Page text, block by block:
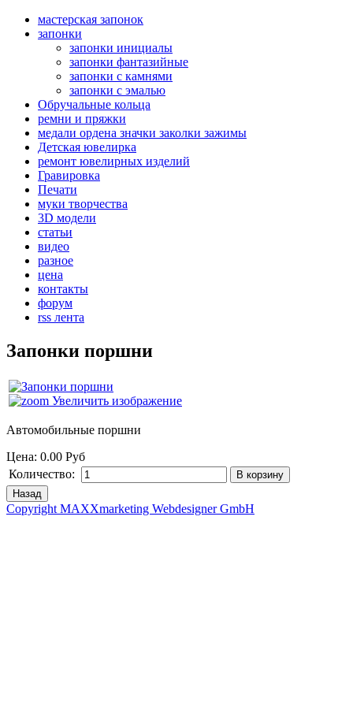
мастерская запонок
запонки
запонки инициалы
запонки фантазийные
запонки с камнями
запонки с эмалью
Обручальные кольца
ремни и пряжки
медали ордена значки заколки зажимы
Детская ювелирка
ремонт ювелирных изделий
Гравировка
Печати
муки творчества
3D модели
статьи
видео
разное
цена
контакты
форум
rss лента
Запонки поршни
Увеличить изображение
Автомобильные поршни
Цена: 0.00 Руб
Количество:
Copyright MAXXmarketing Webdesigner GmbH